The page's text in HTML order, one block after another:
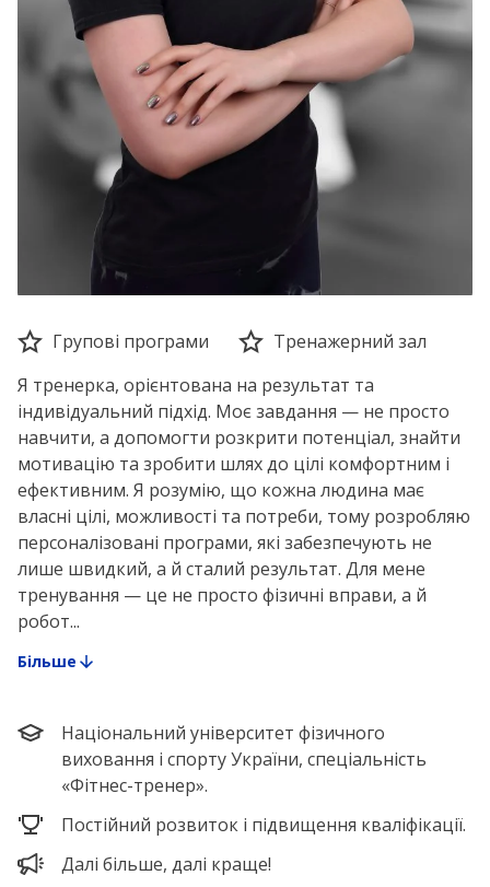
Групові програми
Тренажерний зал
Я тренерка, орієнтована на результат та
індивідуальний підхід. Моє завдання — не просто
навчити, а допомогти розкрити потенціал, знайти
мотивацію та зробити шлях до цілі комфортним і
ефективним. Я розумію, що кожна людина має
власні цілі, можливості та потреби, тому розробляю
персоналізовані програми, які забезпечують не
лише швидкий, а й сталий результат. Для мене
тренування — це не просто фізичні вправи, а й
робот...
Більше
Національний університет фізичного
виховання і спорту України, спеціальність
«Фітнес-тренер».
Постійний розвиток і підвищення кваліфікації.
Далі більше, далі краще!